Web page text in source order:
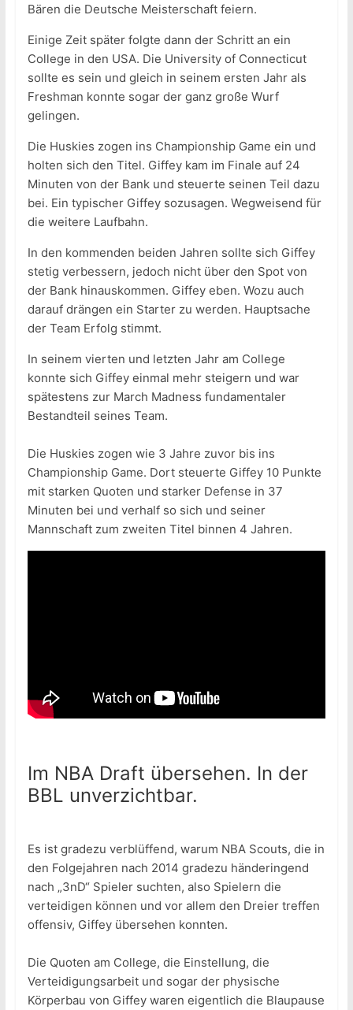
Bären die Deutsche Meisterschaft feiern.
Einige Zeit später folgte dann der Schritt an ein
College in den USA. Die University of Connecticut
sollte es sein und gleich in seinem ersten Jahr als
Freshman konnte sogar der ganz große Wurf
gelingen.
Die Huskies zogen ins Championship Game ein und
holten sich den Titel. Giffey kam im Finale auf 24
Minuten von der Bank und steuerte seinen Teil dazu
bei. Ein typischer Giffey sozusagen. Wegweisend für
die weitere Laufbahn.
In den kommenden beiden Jahren sollte sich Giffey
stetig verbessern, jedoch nicht über den Spot von
der Bank hinauskommen. Giffey eben. Wozu auch
darauf drängen ein Starter zu werden. Hauptsache
der Team Erfolg stimmt.
In seinem vierten und letzten Jahr am College
konnte sich Giffey einmal mehr steigern und war
spätestens zur March Madness fundamentaler
Bestandteil seines Team.
Die Huskies zogen wie 3 Jahre zuvor bis ins
Championship Game. Dort steuerte Giffey 10 Punkte
mit starken Quoten und starker Defense in 37
Minuten bei und verhalf so sich und seiner
Mannschaft zum zweiten Titel binnen 4 Jahren.
Im NBA Draft übersehen. In der
BBL unverzichtbar.
Es ist gradezu verblüffend, warum NBA Scouts, die in
den Folgejahren nach 2014 gradezu händeringend
nach „3nD“ Spieler suchten, also Spielern die
verteidigen können und vor allem den Dreier treffen
offensiv, Giffey übersehen konnten.
Die Quoten am College, die Einstellung, die
Verteidigungsarbeit und sogar der physische
Körperbau von Giffey waren eigentlich die Blaupause